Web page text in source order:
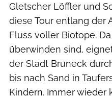
Gletscher Löffler und
diese Tour entlang der
Fluss voller Biotope.
überwinden sind,
der Stadt Bruneck
bis nach Sand in
Kindern. Immer wieder